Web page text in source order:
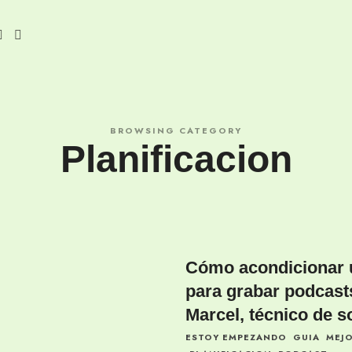
BROWSING CATEGORY
Planificacion
Cómo acondicionar
para grabar
Marcel, técnico de
ESTOY EMPEZANDO GUIA